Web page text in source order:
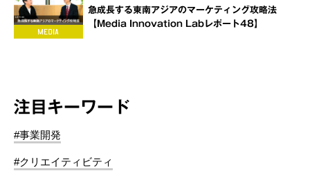
急成長する東南アジアのマーケティング攻略法
【Media Innovation Labレポート48】
注目キーワード
#事業開発
#クリエイティビティ